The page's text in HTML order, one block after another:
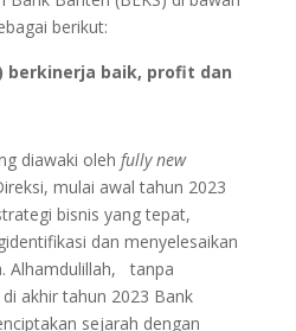
berikut:
berkinerja baik, profit dan
diawaki oleh fully new
mulai awal tahun 2023
bisnis yang tepat,
dan menyelesaikan
Alhamdulillah, tanpa
akhir tahun 2023 Bank
sejarah dengan